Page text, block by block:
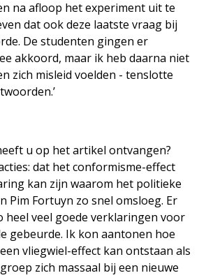
na afloop het experiment uit te
dat ook deze laatste vraag bij
De studenten gingen er
akkoord, maar ik heb daarna niet
zich misleid voelden - tenslotte
u op het artikel ontvangen?
dat het conformisme-effect
kan zijn waarom het politieke
Pim Fortuyn zo snel omsloeg. Er
heel veel goede verklaringen voor
gebeurde. Ik kon aantonen hoe
vliegwiel-effect kan ontstaan als
zich massaal bij een nieuwe